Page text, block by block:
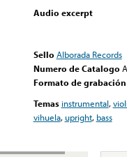
Audio excerpt
Sello Alborada Records
Numero de Catalogo
Formato de grabación
Temas instrumental,
vihuela,upright, bass